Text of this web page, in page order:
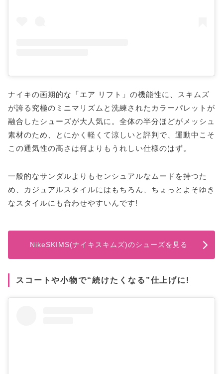
ナイキの画期的な「エア リフト」の機能性に、スキムズ
が誇る究極のミニマリズムと洗練されたカラーパレットが
融合したシューズが大人気に。全体の半分ほどがメッシュ
素材のため、とにかく軽くて涼しいと評判で、運動中こそ
この通気性の高さは何よりもうれしい仕様のはず。
一般的なサンダルよりもセンシュアルなムードを持つた
め、カジュアルスタイルにはもちろん、ちょっとよそゆき
なスタイルにも合わせやすいんです!
NikeSKIMS(ナイキスキムズ)のシューズを見る
スコートや小物で“続けたくなる”仕上げに!